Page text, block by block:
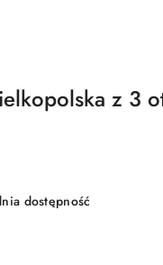
z 3
dostępność